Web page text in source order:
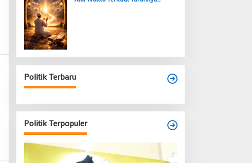
Politik Terbaru
Politik Terpopuler